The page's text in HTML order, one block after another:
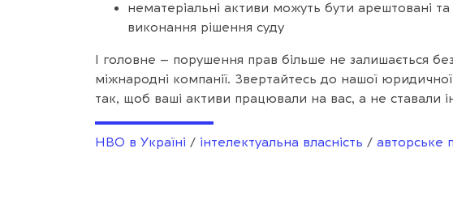
нематеріальні активи можуть бути арештовані та
виконання рішення суду
І головне – порушення прав більше не залишається
міжнародні компанії. Звертайтесь до нашої
так, щоб ваші активи працювали на вас, а не ставали
HBO в Україні / інтелектуальна власність / авторське